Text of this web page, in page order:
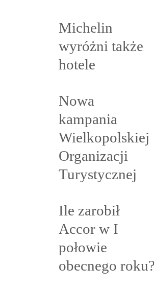
Michelin
wyróżni także
hotele
Nowa
kampania
Wielkopolskiej
Organizacji
Turystycznej
Ile zarobił
Accor w I
połowie
obecnego